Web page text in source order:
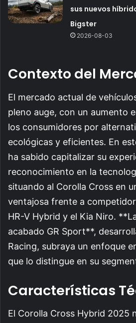
sus nuevos
Bigster
2026-08-03
Contexto del
El mercado actual de
pleno auge, con un aumento
los consumidores por
ecológicas y eficientes. En
ha sabido capitalizar su
reconocimiento en la
situando al Corolla Cross en
ventajosa frente a
HR-V Hybrid y el Kia Niro.
acabado GR Sport**,
Racing, subraya un enfoque
que lo distingue en su
Características
El Corolla Cross Hybrid 2025